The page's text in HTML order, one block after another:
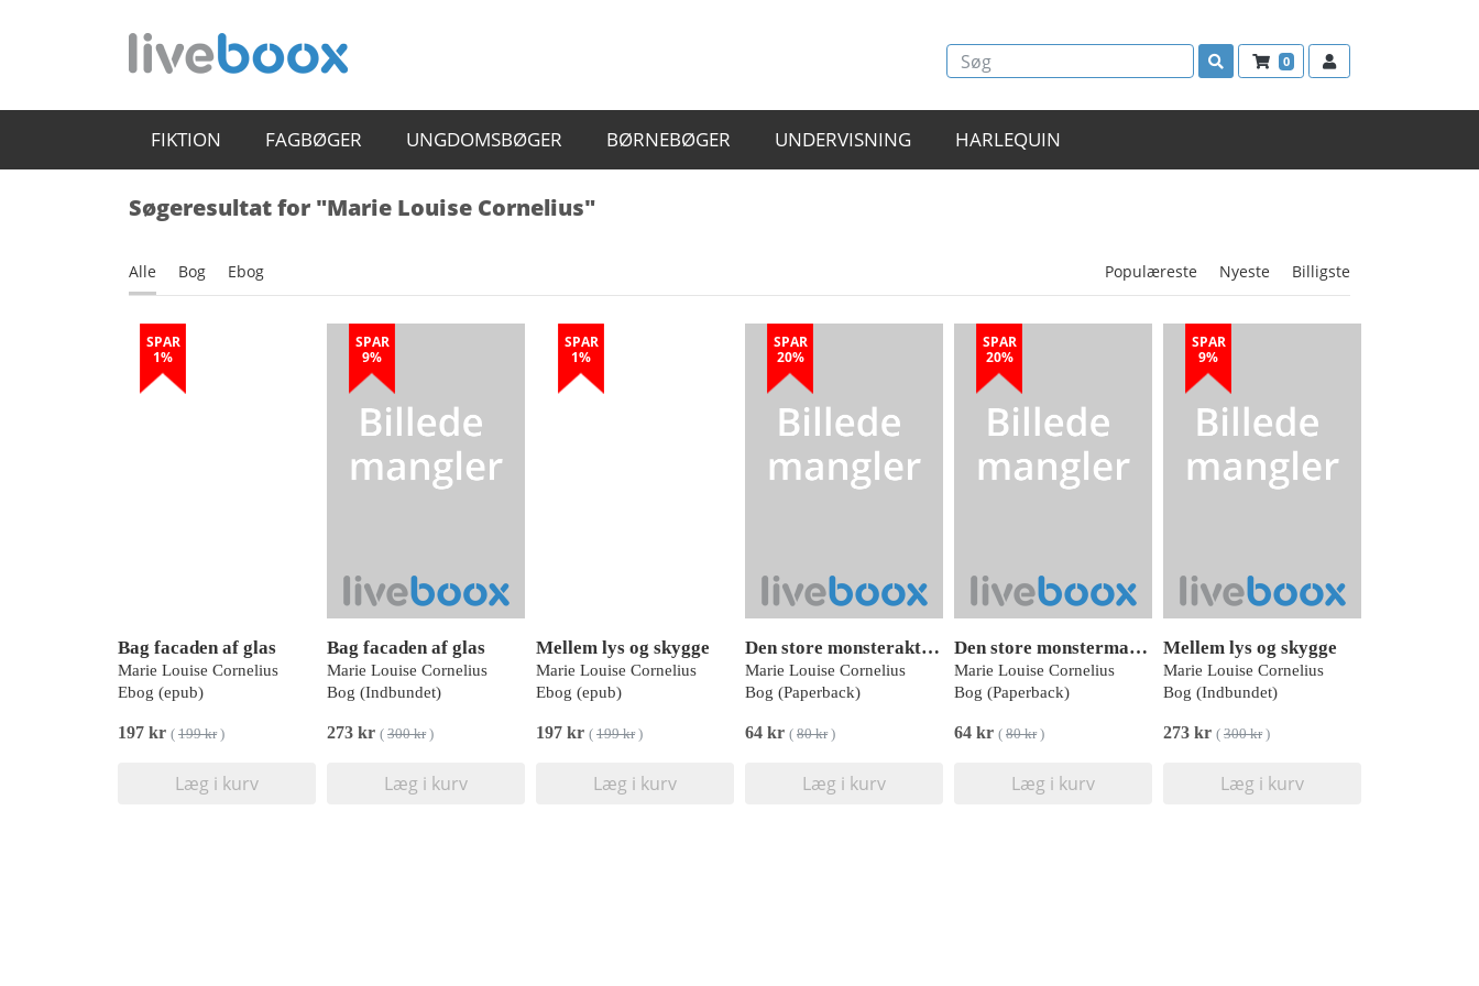
0
FIKTION FAGBØGER UNGDOMSBØGER BØRNEBØGER UNDERVISNING HARLEQUIN
Søgeresultat for "Marie Louise Cornelius"
Alle Bog Ebog Populæreste Nyeste Billigste
SPAR
1%
Bag facaden af glas
Marie Louise Cornelius
Ebog (epub)
197 kr ( 199 kr)
Læg i kurv
SPAR
9%
Bag facaden af glas
Marie Louise Cornelius
Bog (Indbundet)
273 kr ( 300 kr)
Læg i kurv
SPAR
1%
Mellem lys og skygge
Marie Louise Cornelius
Ebog (epub)
197 kr ( 199 kr)
Læg i kurv
SPAR
20%
Den store monsteraktivitetsbog
Marie Louise Cornelius
Bog (Paperback)
64 kr ( 80 kr)
Læg i kurv
SPAR
20%
Den store monstermalebog
Marie Louise Cornelius
Bog (Paperback)
64 kr ( 80 kr)
Læg i kurv
SPAR
9%
Mellem lys og skygge
Marie Louise Cornelius
Bog (Indbundet)
273 kr ( 300 kr)
Læg i kurv